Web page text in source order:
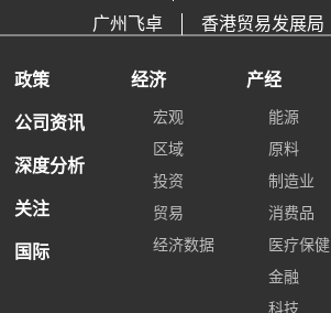
广州飞卓
香港贸易发展局
政策
公司资讯
深度分析
关注
国际
经济
宏观
区域
投资
贸易
经济数据
产经
能源
原料
制造业
消费品
医疗保健
金融
科技